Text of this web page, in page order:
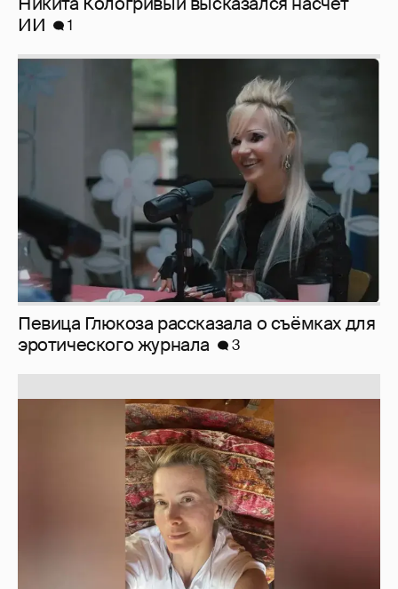
Певица Глюкоза рассказала о съёмках для
эротического журнала
3
Юлия Высоцкая выложила селфи без